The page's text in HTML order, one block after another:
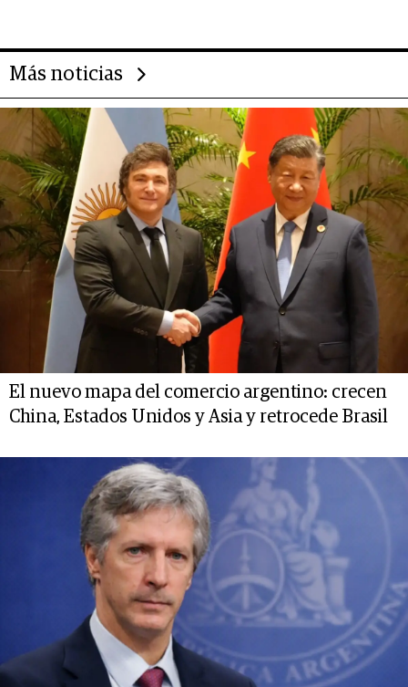
Más noticias
El nuevo mapa del comercio argentino: crecen
China, Estados Unidos y Asia y retrocede Brasil